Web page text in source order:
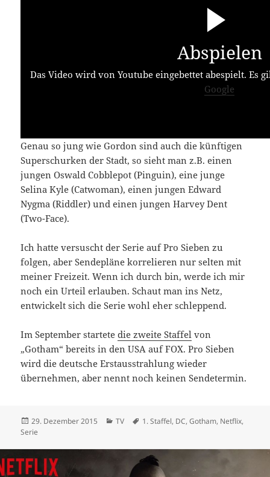
Abspielen
Das Video wird von Youtube eingebettet abespielt. Es
Google
Genau so jung wie Gordon sind auch die künftigen
Superschurken der Stadt, so sieht man z.B. einen
jungen Oswald Cobblepot (Pinguin), eine junge
Selina Kyle (Catwoman), einen jungen Edward
Nygma (Riddler) und einen jungen Harvey Dent
(Two-Face).
Ich hatte versuscht der Serie auf Pro Sieben zu
folgen, aber Sendepläne korrelieren nur selten mit
meiner Freizeit. Wenn ich durch bin, werde ich mir
noch ein Urteil erlauben. Schaut man ins Netz,
entwickelt sich die Serie wohl eher schleppend.
Im September startetedie zweite Staffel von
„Gotham“ bereits in den USA auf FOX. Pro Sieben
wird die deutsche Erstausstrahlung wieder
übernehmen, aber nennt noch keinen Sendetermin.
Veröffentlicht
am
29. Dezember 2015 Kategorien
TV Schlagwörter
1. Staffel, DC,Gotham, Netflix,
Serie